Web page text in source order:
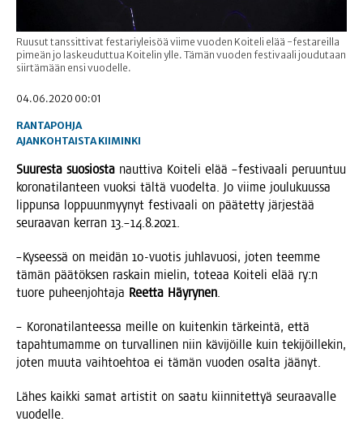
Ruusut tanssittivat festariyleisöä viime vuoden Koiteli elää -festareilla
pimeän jo laskeuduttua Koitelin ylle. Tämän vuoden festivaali joudutaan
siirtämään ensi vuodelle.
04.06.2020 00:01
RANTAPOHJA
AJANKOHTAISTA KIIMINKI
Suu­res­ta suo­sios­ta naut­ti­va Koi­te­li elää –fes­ti­vaa­li peruun­tuu
koro­na­ti­lan­teen vuok­si täl­tä vuo­del­ta. Jo vii­me jou­lu­kuus­sa
lip­pun­sa lop­puun­myy­nyt fes­ti­vaa­li on pää­tet­ty jär­jes­tää
seu­raa­van ker­ran 13.–14.8.2021.
–Kysees­sä on mei­dän 10-vuo­tis juh­la­vuo­si, joten teem­me
tämän pää­tök­sen ras­kain mie­lin, tote­aa Koi­te­li elää ry:n
tuo­re puheen­joh­ta­ja Reet­ta Häy­ry­nen.
– Koro­na­ti­lan­tees­sa meil­le on kui­ten­kin tär­kein­tä, että
tapah­tu­mam­me on tur­val­li­nen niin kävi­jöil­le kuin teki­jöil­le­kin,
joten muu­ta vaih­toeh­toa ei tämän vuo­den osal­ta jäänyt.
Lähes kaik­ki samat artis­tit on saa­tu kiin­ni­tet­tyä seu­raa­val­le
vuodelle.